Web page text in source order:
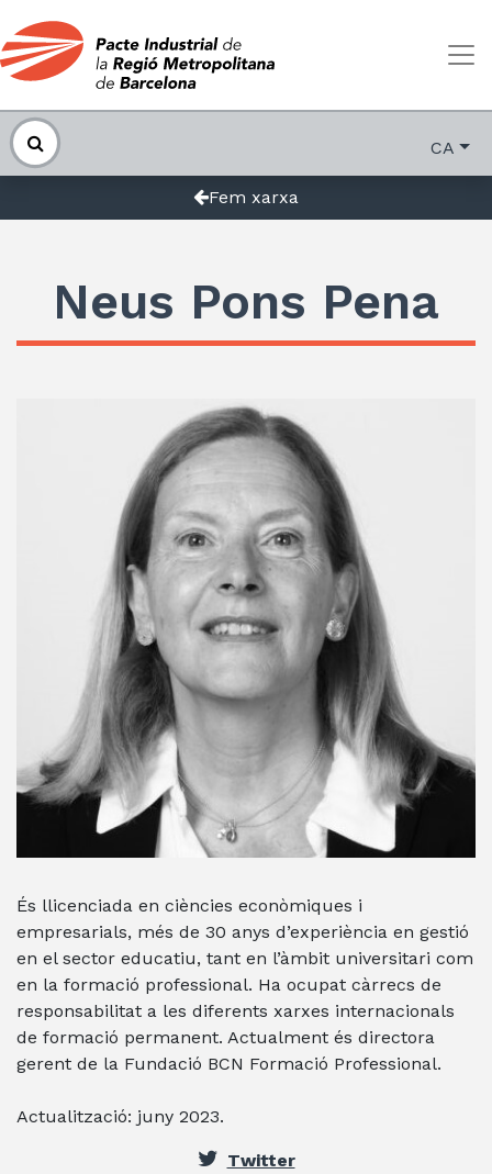
CA
Fem xarxa
Neus Pons Pena
És llicenciada en ciències econòmiques i
empresarials, més de 30 anys d’experiència en gestió
en el sector educatiu, tant en l’àmbit universitari com
en la formació professional. Ha ocupat càrrecs de
responsabilitat a les diferents xarxes internacionals
de formació permanent. Actualment és directora
gerent de la Fundació BCN Formació Professional.
Actualització: juny 2023.
Twitter